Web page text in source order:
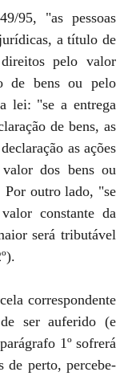
95, "as pessoas
a título de
pelo valor
de bens ou pelo
lei: "se a entrega
de bens, as
as ações
dos bens ou
Por outro lado, "se
constante da
será tributável
correspondente
ser auferido (e
1º sofrerá
perto, percebe-